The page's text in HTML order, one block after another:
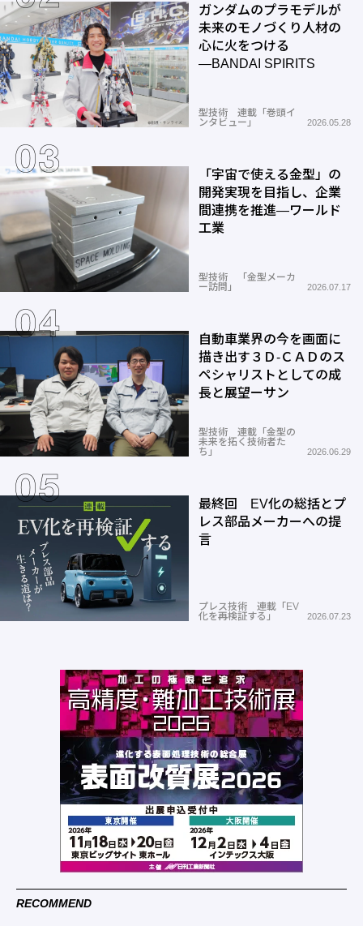
ガンダムのプラモデルが
未来のモノづくり人材の
心に火をつける
―BANDAI SPIRITS
型技術 連載「巻頭イ
ンタビュー」
2026.05.28
「宇宙で使える金型」の
開発実現を目指し、企業
間連携を推進―ワールド
工業
型技術 「金型メーカ
ー訪問」
2026.07.17
自動車業界の今を画面に
描き出す３Ｄ-ＣＡＤのス
ペシャリストとしての成
長と展望ーサン
型技術 連載「金型の
未来を拓く技術者た
ち」
2026.06.29
最終回 EV化の総括とプ
レス部品メーカーへの提
言
プレス技術 連載「EV
化を再検証する」
2026.07.23
RECOMMEND